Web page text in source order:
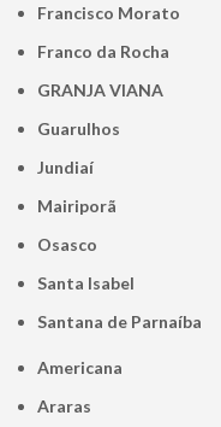
Francisco Morato
Franco da Rocha
GRANJA VIANA
Guarulhos
Jundiaí
Mairiporã
Osasco
Santa Isabel
Santana de Parnaíba
Americana
Araras